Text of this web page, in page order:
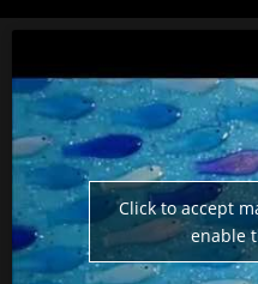
Click to accept
enable